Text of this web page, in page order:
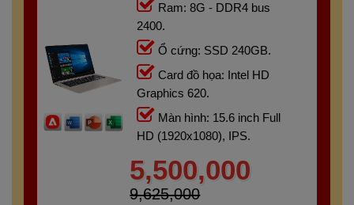
Ram: 8G - DDR4 bus
2400.
Ổ cứng: SSD 240GB.
Card đồ họa: Intel HD
Graphics 620.
Màn hình: 15.6 inch Full
HD (1920x1080), IPS.
5,500,000
9,625,000